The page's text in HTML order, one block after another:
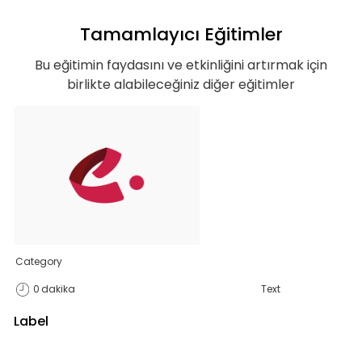
Tamamlayıcı Eğitimler
Bu eğitimin faydasını ve etkinliğini artırmak için
birlikte alabileceğiniz diğer eğitimler
Category
0 dakika Text
Label